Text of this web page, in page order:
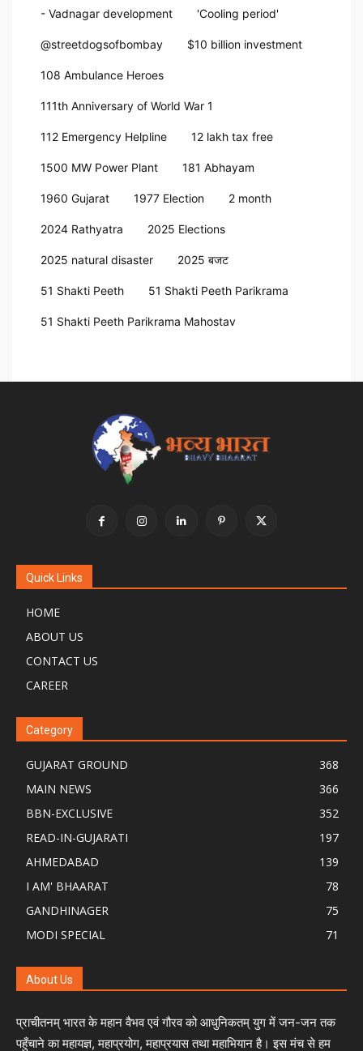
- Vadnagar development 'Cooling period'
@streetdogsofbombay $10 billion investment
108 Ambulance Heroes
111th Anniversary of World War 1
112 Emergency Helpline 12 lakh tax free
1500 MW Power Plant 181 Abhayam
1960 Gujarat 1977 Election 2 month
2024 Rathyatra 2025 Elections
2025 natural disaster 2025 बजट
51 Shakti Peeth 51 Shakti Peeth Parikrama
51 Shakti Peeth Parikrama Mahostav
Quick Links
HOME
ABOUT US
CONTACT US
CAREER
Category
GUJARAT GROUND
368
MAIN NEWS
366
BBN-EXCLUSIVE
352
READ-IN-GUJARATI
197
AHMEDABAD
139
I AM' BHAARAT
78
GANDHINAGER
75
MODI SPECIAL
71
About Us
प्राचीतनम् भारत के महान वैभव एवं गौरव को आधुनिकतम् युग में जन-जन तक
पहुँचाने का महायज्ञ, महाप्रयोग, महाप्रयास तथा महाभियान है। इस मंच से हम